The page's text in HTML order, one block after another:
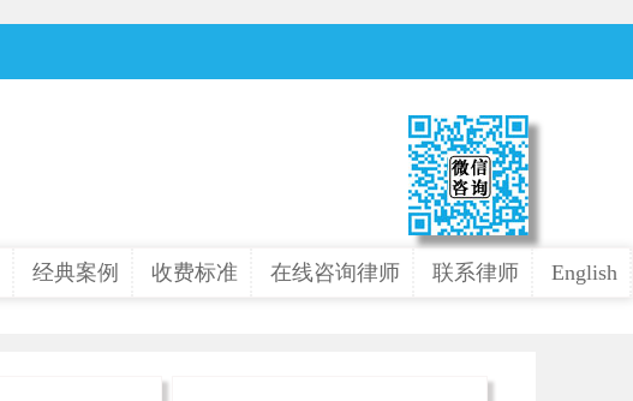
经典案例 收费标准 在线咨询律师 联系律师 English